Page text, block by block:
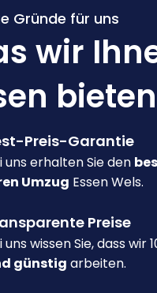
Gründe für uns
wir
Preis-Garantie
uns erhalten Sie den
Umzug Essen Wels.
Preise
uns wissen Sie, dass wir
günstig arbeiten.